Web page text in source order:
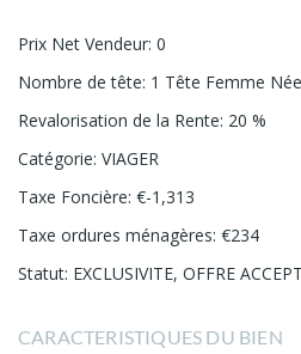
Prix Net Vendeur: 0
Nombre de tête: 1 Tête Femme
Revalorisation de la Rente: 20 %
Catégorie: VIAGER
Taxe Foncière: €-1,313
Taxe ordures ménagères: €234
Statut: EXCLUSIVITE, OFFRE
CARACTERISTIQUES DU BIEN